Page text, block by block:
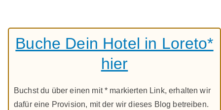
Buche Dein Hotel in Loreto*
hier
Buchst du über einen mit * markierten Link, erhalten wir
dafür eine Provision, mit der wir dieses Blog betreiben.